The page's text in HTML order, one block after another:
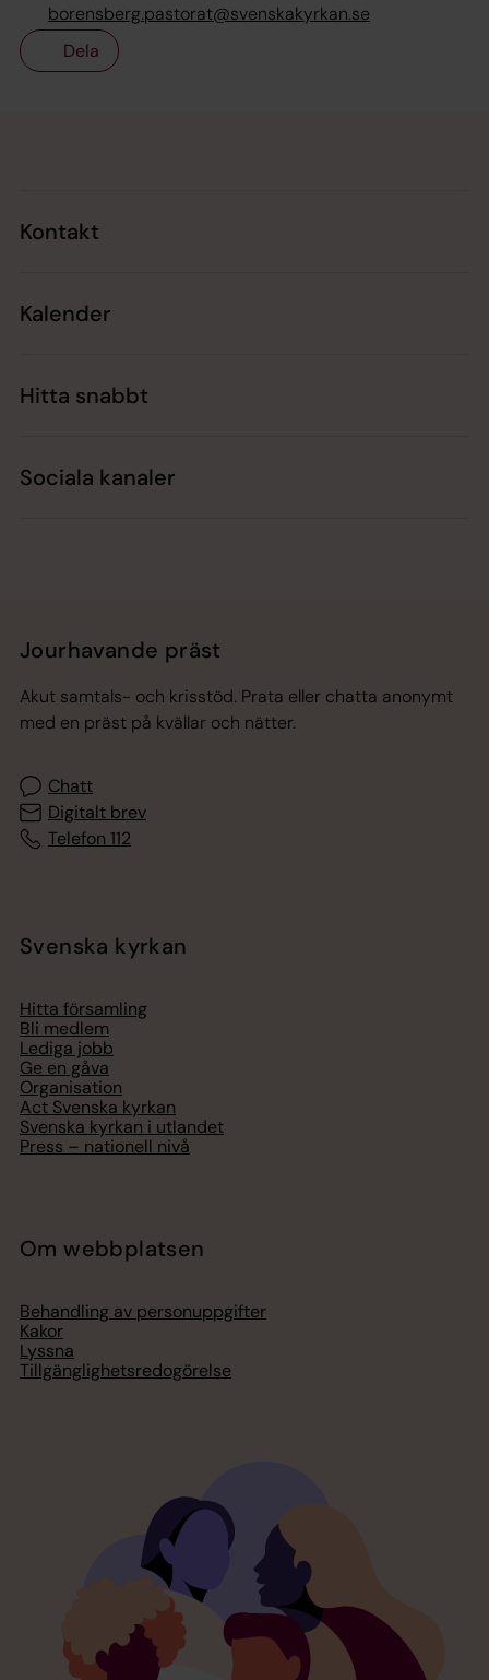
borensberg.pastorat@svenskakyrkan.se
Dela
Kontakt
Kalender
Hitta snabbt
Sociala kanaler
Jourhavande präst
Akut samtals- och krisstöd. Prata eller chatta anonymt
med en präst på kvällar och nätter.
Chatt
Digitalt brev
Telefon 112
Svenska kyrkan
Hitta församling
Bli medlem
Lediga jobb
Ge en gåva
Organisation
Act Svenska kyrkan
Svenska kyrkan i utlandet
Press – nationell nivå
Om webbplatsen
Behandling av personuppgifter
Kakor
Lyssna
Tillgänglighetsredogörelse